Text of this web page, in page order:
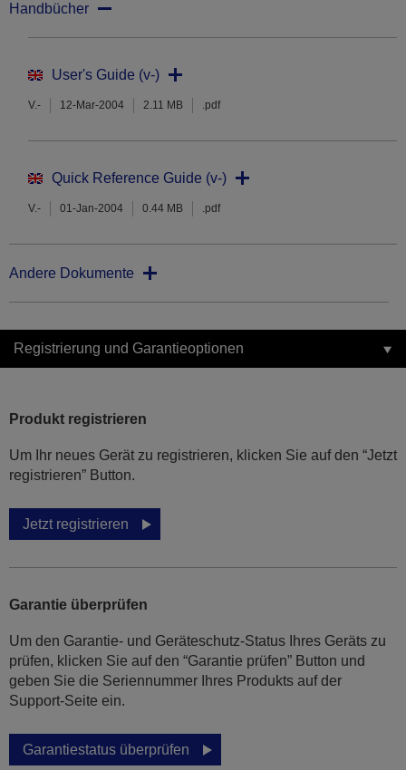
Handbücher
User's Guide (v-)
V.- 12-Mar-2004 2.11 MB .pdf
Quick Reference Guide (v-)
V.- 01-Jan-2004 0.44 MB .pdf
Andere Dokumente
Registrierung und Garantieoptionen
Produkt registrieren
Um Ihr neues Gerät zu registrieren, klicken Sie auf den “Jetzt
registrieren” Button.
Jetzt registrieren
Garantie überprüfen
Um den Garantie- und Geräteschutz-Status Ihres Geräts zu
prüfen, klicken Sie auf den “Garantie prüfen” Button und
geben Sie die Seriennummer Ihres Produkts auf der
Support-Seite ein.
Garantiestatus überprüfen